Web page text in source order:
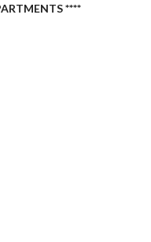
****